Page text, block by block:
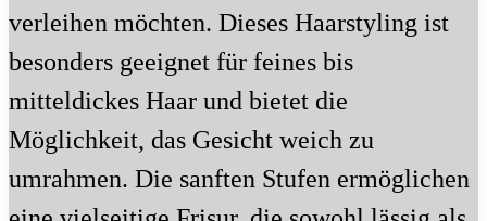
verleihen möchten. Dieses Haarstyling ist
besonders geeignet für feines bis
mitteldickes Haar und bietet die
Möglichkeit, das Gesicht weich zu
umrahmen. Die sanften Stufen ermöglichen